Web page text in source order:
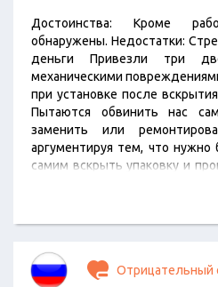
Достоинства: Кроме
обнаружены. Недостатки:
деньги Привезли три
механическими
при установке после
Пытаются обвинить нас
заменить или
аргументируя тем, что
самим вскрыть упаковку и
клиентами заранее. Как
Отрицательный